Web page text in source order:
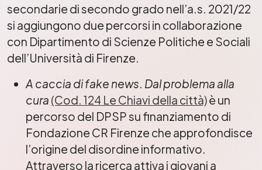
secondarie di secondo grado nell’a.s. 2021/22
si aggiungono due percorsi in collaborazione
con Dipartimento di Scienze Politiche e Sociali
dell’Università di Firenze.
A caccia di fake news. Dal problema alla
cura (Cod. 124 Le Chiavi della città)è un
percorso del DPSP su finanziamento di
Fondazione CR Firenze che approfondisce
l’origine del disordine informativo.
Attraverso la ricerca attiva i giovani a